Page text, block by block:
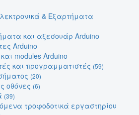
& Εξαρτήματα
και αξεσουάρ Arduino
Arduino
modules Arduino
και προγραμματιστές (59)
(20)
οθόνες (6)
(39)
τροφοδοτικά εργαστηρίου